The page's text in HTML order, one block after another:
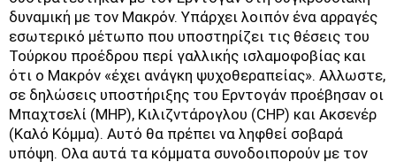
δυναμική με τον Μακρόν. Υπάρχει λοιπόν ένα αρραγές
εσωτερικό μέτωπο που υποστηρίζει τις θέσεις του
Τούρκου προέδρου περί γαλλικής ισλαμοφοβίας και
ότι ο Μακρόν «έχει ανάγκη ψυχοθεραπείας». Αλλωστε,
σε δηλώσεις υποστήριξης του Ερντογάν προέβησαν οι
Μπαχτσελί (MHP), Κιλιζντάρογλου (CHP) και Ακσενέρ
(Καλό Κόμμα). Αυτό θα πρέπει να ληφθεί σοβαρά
υπόψη. Ολα αυτά τα κόμματα συνοδοιπορούν με τον